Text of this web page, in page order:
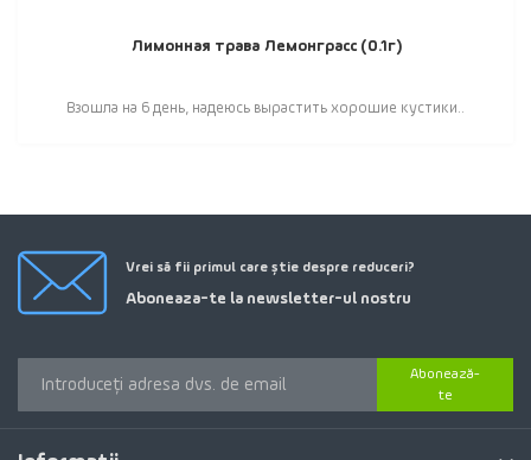
Лимонная трава Лемонграсс (0.1г)
Взошла на 6 день, надеюсь вырастить хорошие кустики..
Vrei să fii primul care știe despre reduceri?
Aboneaza-te la newsletter-ul nostru
Abonează-
te